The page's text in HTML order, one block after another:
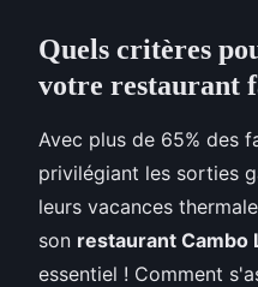
Quels critères
votre restaurant
Avec plus de 65% des
privilégiant les sorties
leurs vacances
son restaurant Cambo
essentiel ! Comment